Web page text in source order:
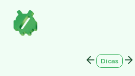
Dicas